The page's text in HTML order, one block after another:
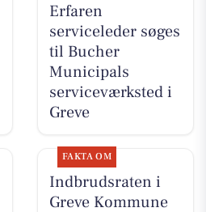
Erfaren
serviceleder søges
til Bucher
Municipals
serviceværksted i
Greve
FAKTA OM
Indbrudsraten i
Greve Kommune